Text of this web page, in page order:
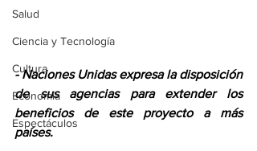
Salud
Ciencia y Tecnología
Cultura
Economía
Espectáculos
- Naciones Unidas expresa la disposición
de sus agencias para extender los
beneficios de este proyecto a más
países.